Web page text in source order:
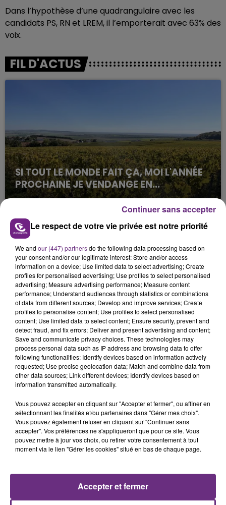
Dans l’hypothèse d’une quadrangulaire avec les
candidats PS, RN et LREM, il l’emporterait avec 63% des
voix.
FIL D'ACTUS
SI TOUT LE MONDE FAIT ÇA, MOI L'ANNÉE
PROCHAINE JE VENDANGE EN...
La vendange en Champagne a débuté ce jeudi 6
août dans la commune de Montgueux (Aube). Du
jamais vu !
L'INSPECTION DU TRAVAIL RAPPELLE À
L'ORDRE SUR LES CONDITIONS DE...
Alors que les dates de début des vendange 2026
s'est avéré être plus précoce que prévu,
l'inspection du Travail en profite pour rappeler
les conditions de...
TITRES DIFFUSÉS
0h51
0h51
CAPITAL CITIES
Safe And Sound Chaussures Roses
Le respect de votre vie privée est notre priorité
We and our (447) partnersdo the following data processing based on
your consent and/or our legitimate interest: Store and/or access
information on a device; Use limited data to select advertising; Create
profiles for personalised advertising; Use profiles to select personalised
advertising; Measure advertising performance; Measure content
performance; Understand audiences through statistics or combinations
of data from different sources; Develop and improve services; Create
profiles to personalise content; Use profiles to select personalised
content; Use limited data to select content; Ensure security, prevent and
detect fraud, and fix errors; Deliver and present advertising and content;
Save and communicate privacy choices. These technologies may
process personal data such as IP address and browsing data to offer
following functionalities: Identify devices based on information actively
requested; Use precise geolocation data; Match and combine data from
other data sources; Link different devices; Identify devices based on
information transmitted automatically.
Vous pouvez accepter en cliquant sur "Accepter et fermer", ou affiner en
sélectionnant les finalités et/ou partenaires dans "Gérer mes choix".
Vous pouvez également refuser en cliquant sur "Continuer sans
accepter". Vos préférences ne s'appliqueront que pour ce site. Vous
pouvez mettre à jour vos choix, ou retirer votre consentement à tout
moment via le lien "Gérer les cookies" situé en bas de chaque page.
Accepter et fermer
Continuer sans accepter